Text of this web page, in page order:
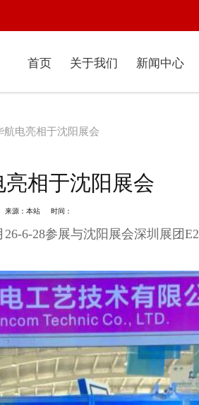
首页 关于我们 新闻中心
电亮相于沈阳展会
亮相于沈阳展会
来源：本站 时间：
6-28参展与沈阳展会深圳展团E2